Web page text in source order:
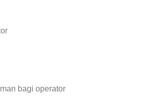
bagi operator